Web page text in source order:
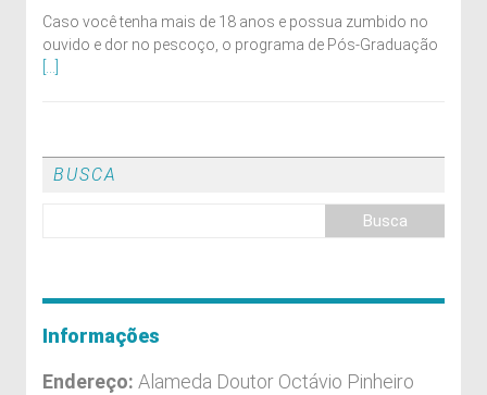
Caso você tenha mais de 18 anos e possua zumbido no
ouvido e dor no pescoço, o programa de Pós-Graduação
BUSCA
Informações
Endereço: Alameda Doutor Octávio Pinheiro